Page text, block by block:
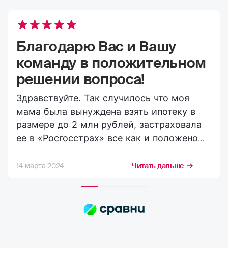
Благодарю Вас и Вашу
команду в положительном
решении вопроса!
Здравствуйте. Так случилось что моя
мама была вынуждена взять ипотеку в
размере до 2 млн рублей, застраховала
ее в «Росгосстрах» все как и положено
случилось несчастье её через некоторое
кратчайшие сроки в ее страховую
компанию и согласно требованиям
компании (выполняя все их запросы по
14 марта 2024 Читать дальше